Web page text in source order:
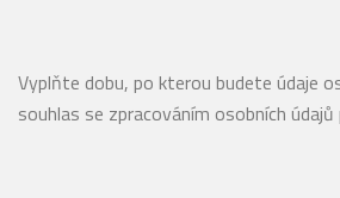
Vyplňte dobu, po kterou budete údaje
souhlas se zpracováním osobních